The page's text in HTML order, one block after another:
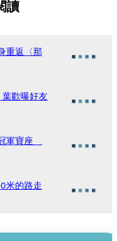
讀
重返〈那
歡曝好友
軍寶座
米的路走